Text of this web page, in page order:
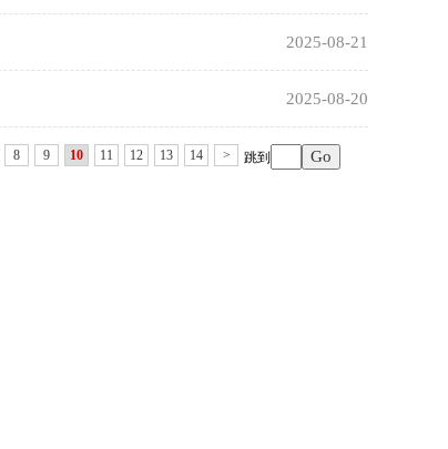
2025-08-21
2025-08-20
8 9 10 11 12 13 14 > 跳到